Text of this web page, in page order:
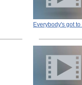
Everybody's got